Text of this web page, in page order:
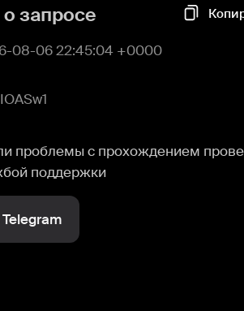
запросе
08-06 22:45:04 +0000
проблемы с прохождением
поддержки